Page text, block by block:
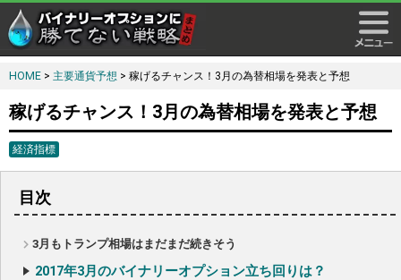
HOME > 主要通貨予想 > 稼げるチャンス！3月の為替相場を発表と予想
稼げるチャンス！3月の為替相場を発表と予想
経済指標
目次
3月もトランプ相場はまだまだ続きそう
2017年3月のバイナリーオプション立ち回りは？